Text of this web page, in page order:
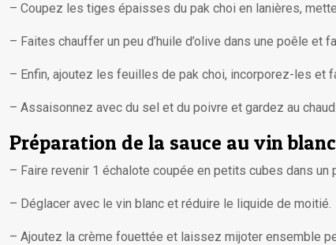
– Coupez les tiges épaisses du pak choi en lanières,
– Faites chauffer un peu d’huile d’olive dans une poêle
– Enfin, ajoutez les feuilles de pak choi, incorporez-les et
– Assaisonnez avec du sel et du poivre et gardez au chaud.
Préparation de la sauce au vin blanc
– Faire revenir 1 échalote coupée en petits cubes dans un
– Déglacer avec le vin blanc et réduire le liquide de moitié.
– Ajoutez la crème fouettée et laissez mijoter ensemble